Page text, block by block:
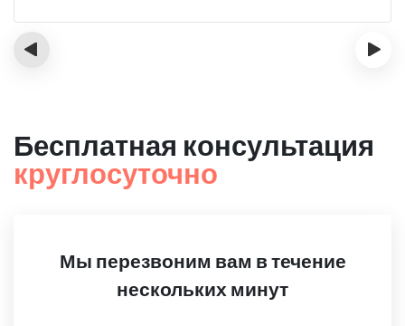
‹ ›
Бесплатная консультация
круглосуточно
Мы перезвоним вам в течение
нескольких минут